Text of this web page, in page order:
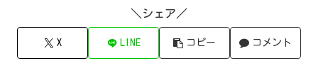
＼シェア／
X LINE コピー コメント